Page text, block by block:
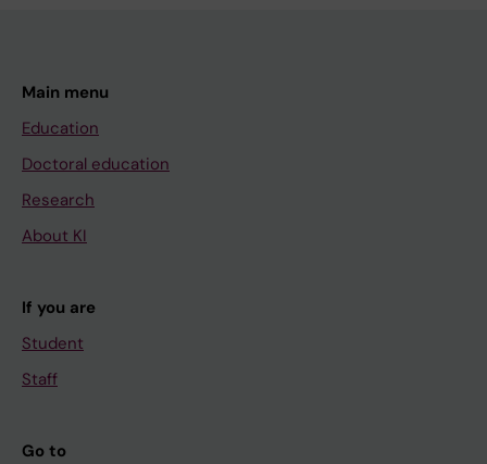
Main menu
Education
Doctoral education
Research
About KI
If you are
Student
Staff
Go to